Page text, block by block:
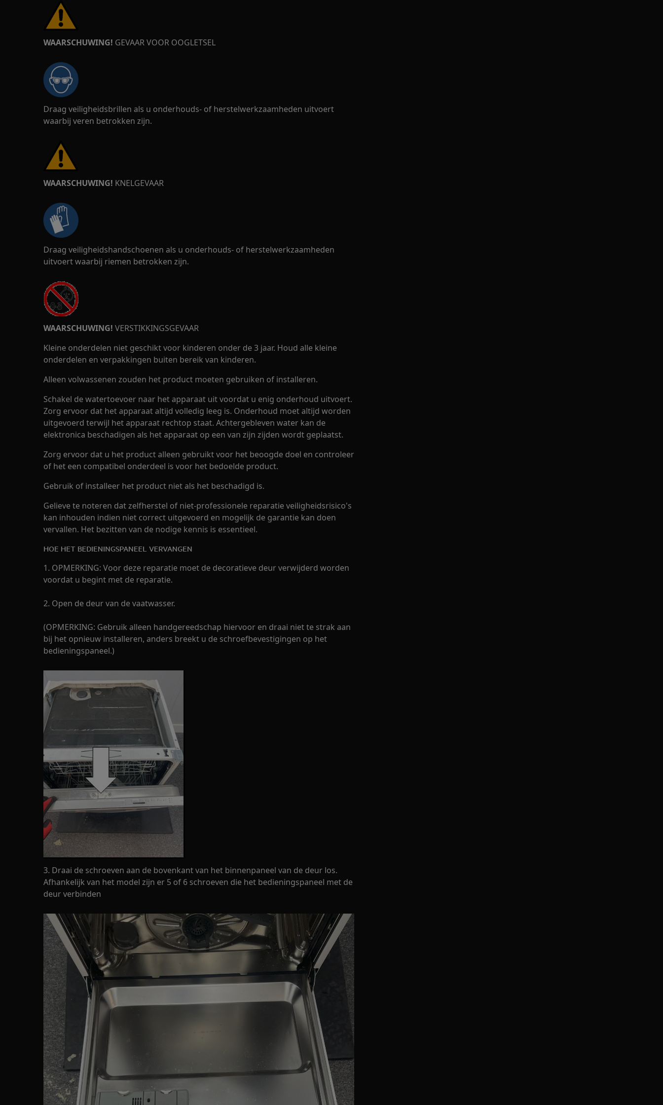
WAARSCHUWING! GEVAAR VOOR OOGLETSEL
Draag veiligheidsbrillen als u onderhouds- of herstelwerkzaamheden uitvoert
waarbij veren betrokken zijn.
WAARSCHUWING! KNELGEVAAR
Draag veiligheidshandschoenen als u onderhouds- of herstelwerkzaamheden
uitvoert waarbij riemen betrokken zijn.
WAARSCHUWING! VERSTIKKINGSGEVAAR
Kleine onderdelen niet geschikt voor kinderen onder de 3 jaar. Houd alle kleine
onderdelen en verpakkingen buiten bereik van kinderen.
Alleen volwassenen zouden het product moeten gebruiken of installeren.
Schakel de watertoevoer naar het apparaat uit voordat u enig onderhoud uitvoert.
Zorg ervoor dat het apparaat altijd volledig leeg is. Onderhoud moet altijd worden
uitgevoerd terwijl het apparaat rechtop staat. Achtergebleven water kan de
elektronica beschadigen als het apparaat op een van zijn zijden wordt geplaatst.
Zorg ervoor dat u het product alleen gebruikt voor het beoogde doel en controleer
of het een compatibel onderdeel is voor het bedoelde product.
Gebruik of installeer het product niet als het beschadigd is.
Gelieve te noteren dat zelfherstel of niet-professionele reparatie veiligheidsrisico's
kan inhouden indien niet correct uitgevoerd en mogelijk de garantie kan doen
vervallen. Het bezitten van de nodige kennis is essentieel.
HOE HET BEDIENINGSPANEEL VERVANGEN
1. OPMERKING: Voor deze reparatie moet de decoratieve deur verwijderd worden
voordat u begint met de reparatie.
2. Open de deur van de vaatwasser.
(OPMERKING: Gebruik alleen handgereedschap hiervoor en draai niet te strak aan
bij het opnieuw installeren, anders breekt u de schroefbevestigingen op het
bedieningspaneel.)
3. Draai de schroeven aan de bovenkant van het binnenpaneel van de deur los.
Afhankelijk van het model zijn er 5 of 6 schroeven die het bedieningspaneel met de
deur verbinden